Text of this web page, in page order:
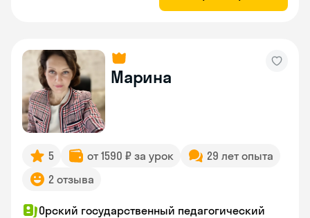
Марина
5 от 1590 ₽ за урок
29 лет опыта
2 отзыва
Орский государственный педагогический